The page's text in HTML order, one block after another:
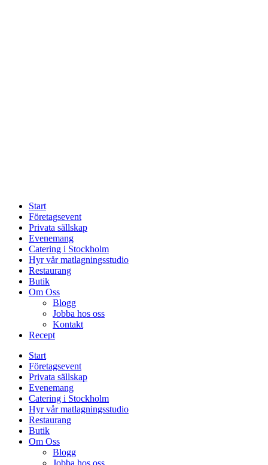
Start
Företagsevent
Privata sällskap
Evenemang
Catering i Stockholm
Hyr vår matlagningsstudio
Restaurang
Butik
Om Oss
Blogg
Jobba hos oss
Kontakt
Recept
Start
Företagsevent
Privata sällskap
Evenemang
Catering i Stockholm
Hyr vår matlagningsstudio
Restaurang
Butik
Om Oss
Blogg
Jobba hos oss